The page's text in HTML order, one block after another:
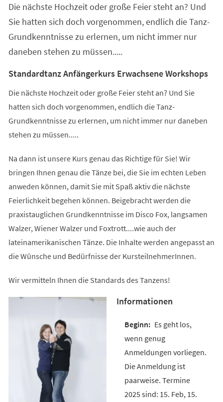
Die nächste Hochzeit oder große Feier steht an? Und
Sie hatten sich doch vorgenommen, endlich die Tanz-
Grundkenntnisse zu erlernen, um nicht immer nur
daneben stehen zu müssen.....
Standardtanz Anfängerkurs Erwachsene Workshops
Die nächste Hochzeit oder große Feier steht an? Und Sie
hatten sich doch vorgenommen, endlich die Tanz-
Grundkenntnisse zu erlernen, um nicht immer nur daneben
stehen zu müssen.....
Na dann ist unsere Kurs genau das Richtige für Sie! Wir
bringen Ihnen genau die Tänze bei, die Sie im echten Leben
anweden können, damit Sie mit Spaß aktiv die nächste
Feierlichkeit begehen können. Beigebracht werden die
praxistauglichen Grundkenntnisse im Disco Fox, langsamen
Walzer, Wiener Walzer und Foxtrott....wie auch der
lateinamerikanischen Tänze. Die Inhalte werden angepasst an
die Wünsche und Bedürfnisse der KursteilnehmerInnen.
Wir vermitteln Ihnen die Standards des Tanzens!
Informationen
Es geht los,
wenn genug
Anmeldungen vorliegen.
Die Anmeldung ist
paarweise. Termine
2025 sind: 15. Feb, 15.